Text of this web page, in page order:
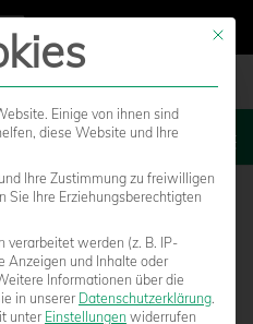
Mit
Einige von ihnen sind
diese Website und Ihre
Ihre Zustimmung zu freiwilligen
Sie Ihre Erziehungsberechtigten
verarbeitet werden (z. B. IP-
Anzeigen und Inhalte oder
Informationen über die
in unserer Datenschutzerklärung.
unter Einstellungen widerrufen